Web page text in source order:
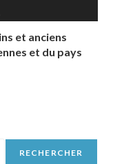
et anciens
et du pays
RECHERCHER